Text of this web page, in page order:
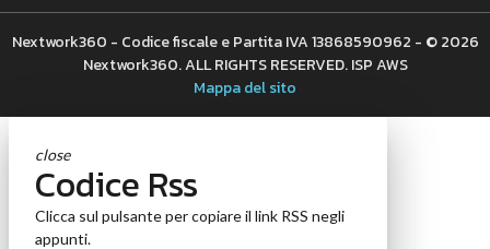
Nextwork360 - Codice fiscale e Partita IVA 13868590962 - © 2026
Nextwork360. ALL RIGHTS RESERVED. ISP AWS
Mappa del sito
close
Codice Rss
Clicca sul pulsante per copiare il link RSS negli
appunti.